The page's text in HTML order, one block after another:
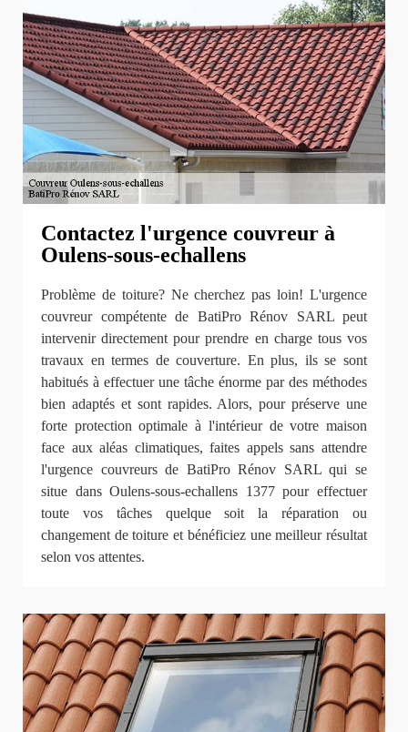
Contactez l'urgence couvreur à
Oulens-sous-echallens
Problème de toiture? Ne cherchez pas loin! L'urgence
couvreur compétente de BatiPro Rénov SARL peut
intervenir directement pour prendre en charge tous vos
travaux en termes de couverture. En plus, ils se sont
habitués à effectuer une tâche énorme par des méthodes
bien adaptés et sont rapides. Alors, pour préserve une
forte protection optimale à l'intérieur de votre maison
face aux aléas climatiques, faites appels sans attendre
l'urgence couvreurs de BatiPro Rénov SARL qui se
situe dans Oulens-sous-echallens 1377 pour effectuer
toute vos tâches quelque soit la réparation ou
changement de toiture et bénéficiez une meilleur résultat
selon vos attentes.